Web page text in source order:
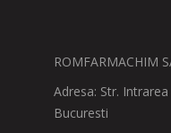
ROMFARMACHIM
Adresa: Str.
Bucuresti